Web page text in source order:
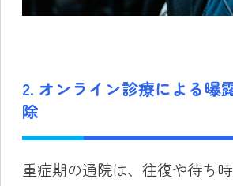
2. オンライン診療による曝
除
重症期の通院は、往復や待ち